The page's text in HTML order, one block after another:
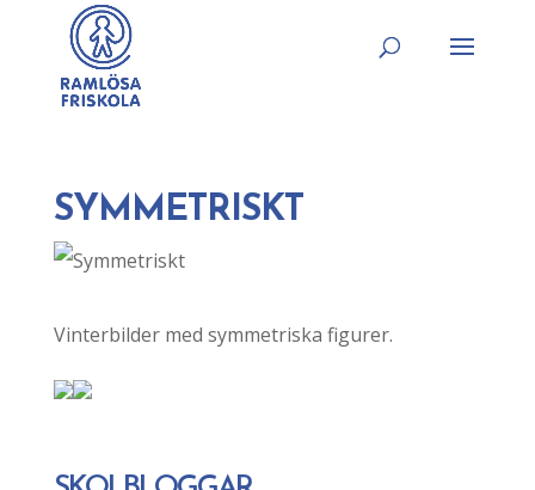
SYMMETRISKT
Vinterbilder med symmetriska figurer.